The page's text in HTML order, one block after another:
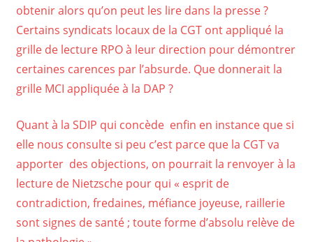
obtenir alors qu’on peut les lire dans la presse ?
Certains syndicats locaux de la CGT ont appliqué la
grille de lecture RPO à leur direction pour démontrer
certaines carences par l’absurde. Que donnerait la
grille MCI appliquée à la DAP ?
Quant à la SDIP qui concède enfin en instance que si
elle nous consulte si peu c’est parce que la CGT va
apporter des objections, on pourrait la renvoyer à la
lecture de Nietzsche pour qui « esprit de
contradiction, fredaines, méfiance joyeuse, raillerie
sont signes de santé ; toute forme d’absolu relève de